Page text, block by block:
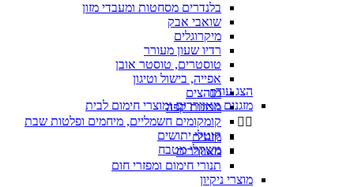
בלנדרים מסחטות ומעבדי מזון
שואבי אבק
מיקרוגלים
רדיו שעון מעורר
טוסטרים, טוסטר אובן
אפייה, בישול וטיגון
מגהצים
מכונות קפה
קומקומים חשמליים, מיחמים ופלטות שבת
קוטלי יתושים
משקלי מטבח
הצג עוד
מזגנים מאווררים ומוצרי חימום לבית
 
מזגנים
מאווררים
תנורי חימום ומפזרי חום
מוצרי ניקיון